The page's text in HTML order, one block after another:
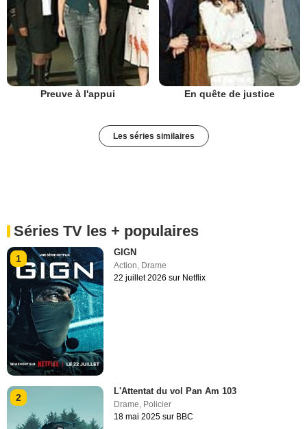
Preuve à l'appui En quête de justice
Les séries similaires
Séries TV les + populaires
1
GIGN
Action Drame
22 juillet 2026 sur Netflix
2
L'Attentat du vol Pan Am 103
Drame, Policier
18 mai 2025 sur BBC